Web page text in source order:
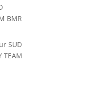
BMR
SUD
TEAM